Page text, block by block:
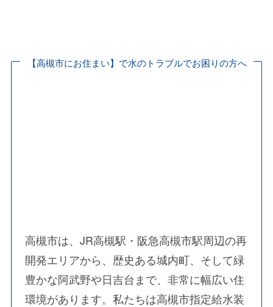
【高槻市にお住まい】で水のトラブルでお困りの方へ
高槻市は、JR高槻駅・阪急高槻市駅周辺の再
開発エリアから、歴史ある城内町、そして緑
豊かな阿武野や日吉台まで、非常に幅広い住
環境があります。私たちは高槻市指定給水装